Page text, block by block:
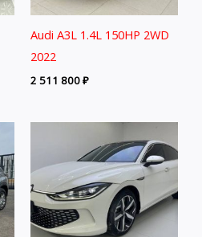
Audi A3L 1.4L 150HP 2WD
2022
2 511 800₽